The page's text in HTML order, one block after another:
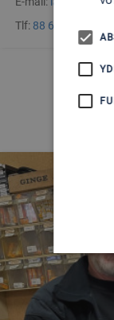
Tlf: 88 62 62 32